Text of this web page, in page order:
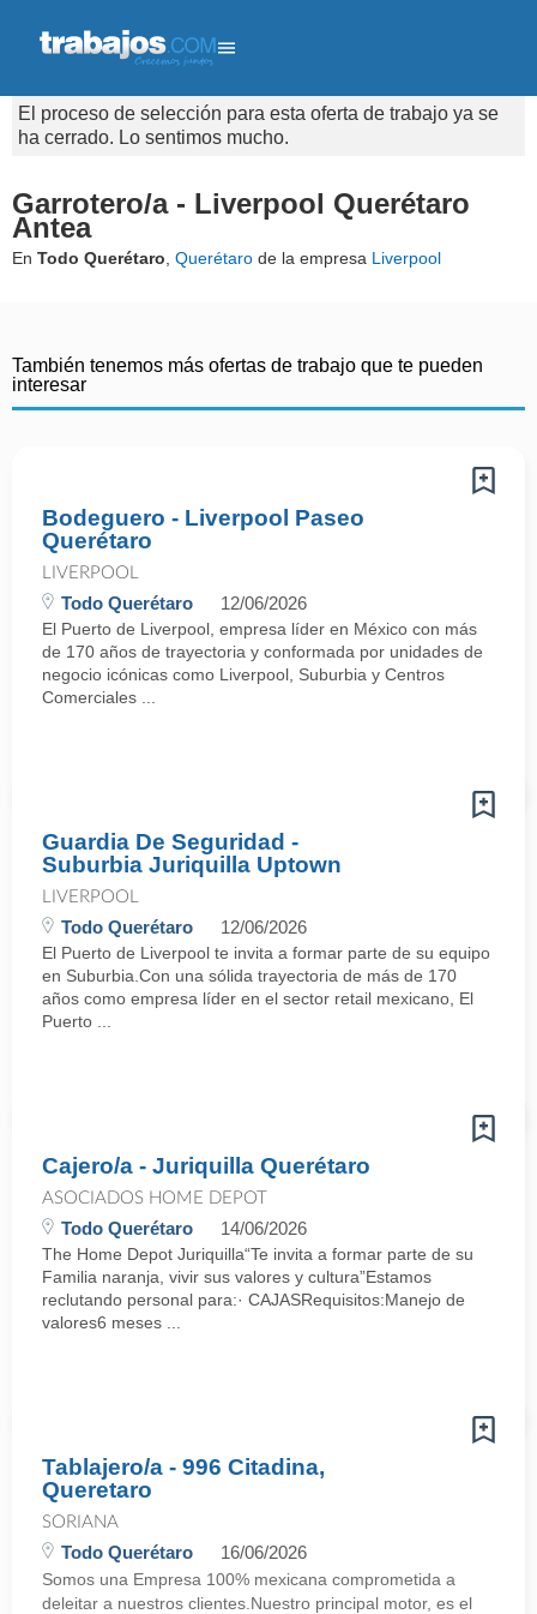
El proceso de selección para esta oferta de trabajo ya se
ha cerrado. Lo sentimos mucho.
Garrotero/a - Liverpool Querétaro
Antea
En Todo Querétaro Querétaro de la empresa Liverpool
También tenemos más ofertas de trabajo que te pueden
interesar
Bodeguero - Liverpool Paseo
Querétaro
LIVERPOOL
Todo Querétaro 12/06/2026
El Puerto de Liverpool, empresa líder en México con más
de 170 años de trayectoria y conformada por unidades de
negocio icónicas como Liverpool, Suburbia y Centros
Comerciales ...
Guardia De Seguridad -
Suburbia Juriquilla Uptown
LIVERPOOL
Todo Querétaro 12/06/2026
El Puerto de Liverpool te invita a formar parte de su equipo
en Suburbia.Con una sólida trayectoria de más de 170
años como empresa líder en el sector retail mexicano, El
Puerto ...
Cajero/a - Juriquilla Querétaro
ASOCIADOS HOME DEPOT
Todo Querétaro 14/06/2026
The Home Depot Juriquilla“Te invita a formar parte de su
Familia naranja, vivir sus valores y cultura”Estamos
reclutando personal para:· CAJASRequisitos:Manejo de
valores6 meses ...
Tablajero/a - 996 Citadina,
Queretaro
SORIANA
Todo Querétaro 16/06/2026
Somos una Empresa 100% mexicana comprometida a
deleitar a nuestros clientes.Nuestro principal motor, es el